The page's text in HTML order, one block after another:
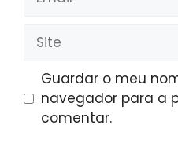
Site
Guardar o meu
navegador para a
comentar.